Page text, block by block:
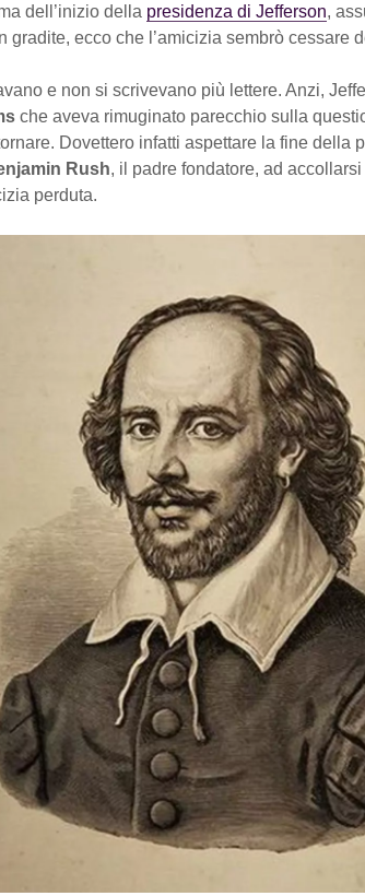
dell’inizio della presidenza di Jefferson,
gradite, ecco che l’amicizia sembrò cessare
e non si scrivevano più lettere. Anzi,
che aveva rimuginato parecchio sulla
Dovettero infatti aspettare la fine della
Rush, il padre fondatore, ad
perduta.